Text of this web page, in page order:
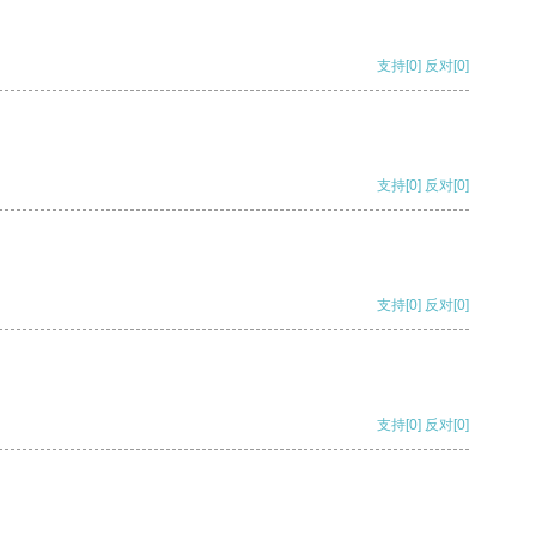
支持[0] 反对[0]
支持[0] 反对[0]
支持[0] 反对[0]
支持[0] 反对[0]